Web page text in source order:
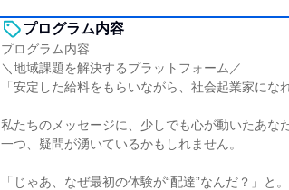
プログラム内容
プログラム内容
＼地域課題を解決するプラットフォーム／
「安定した給料をもらいながら、社会起業家にな
私たちのメッセージに、少しでも心が動いたあなた
一つ、疑問が湧いているかもしれません。
「じゃあ、なぜ最初の体験が“配達”なんだ？」と。